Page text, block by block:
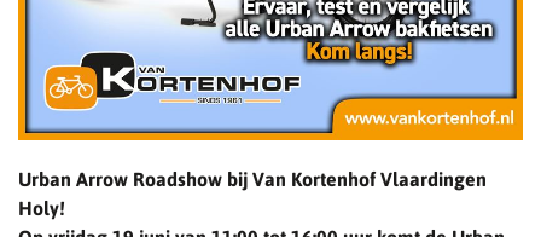
Urban Arrow Roadshow bij Van Kortenhof Vlaardingen
Holy!